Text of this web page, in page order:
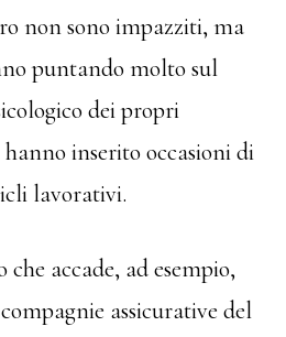
non sono impazziti, ma
puntando molto sul
dei propri
inserito occasioni di
lavorativi.
che accade, ad esempio,
assicurative del